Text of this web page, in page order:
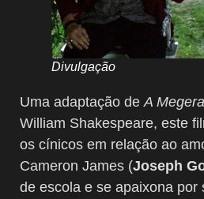
Divulgação
Uma adaptação de A
William Shakespeare, este
os cínicos em relação ao
Cameron James (Joseph
de escola e se apaixona por